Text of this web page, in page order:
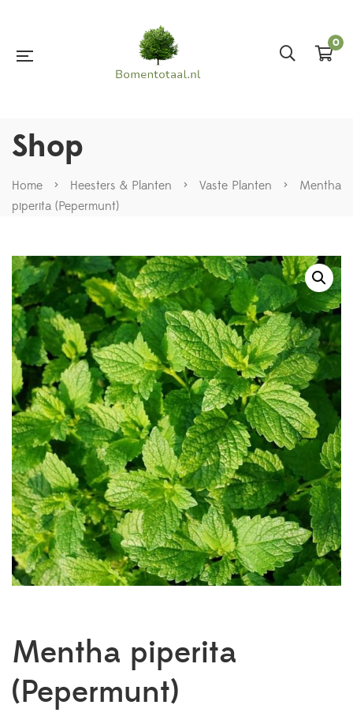
0
Shop
Home > Heesters & Planten > Vaste Planten >
Mentha
piperita (Pepermunt)
Mentha piperita
(Pepermunt)